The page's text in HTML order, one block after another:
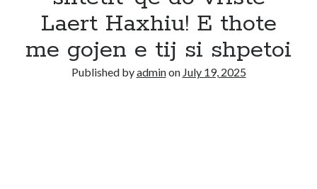
Laert Haxhiu! E thote
me gojen e tij si shpetoi
Published byadminon July 19, 2025